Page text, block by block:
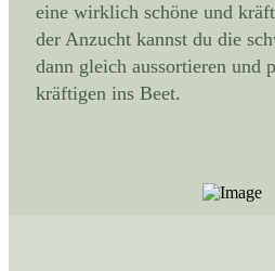
eine wirklich schöne und
der Anzucht kannst du die
dann gleich aussortieren und
kräftigen ins Beet.